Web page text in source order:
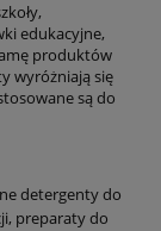
edukacyjne,
produktów
wyróżniają się
są do
detergenty do
preparaty do